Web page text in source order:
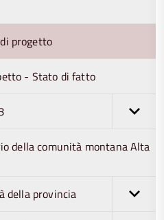
progetto
- Stato di fatto
della comunità montana Alta
della provincia